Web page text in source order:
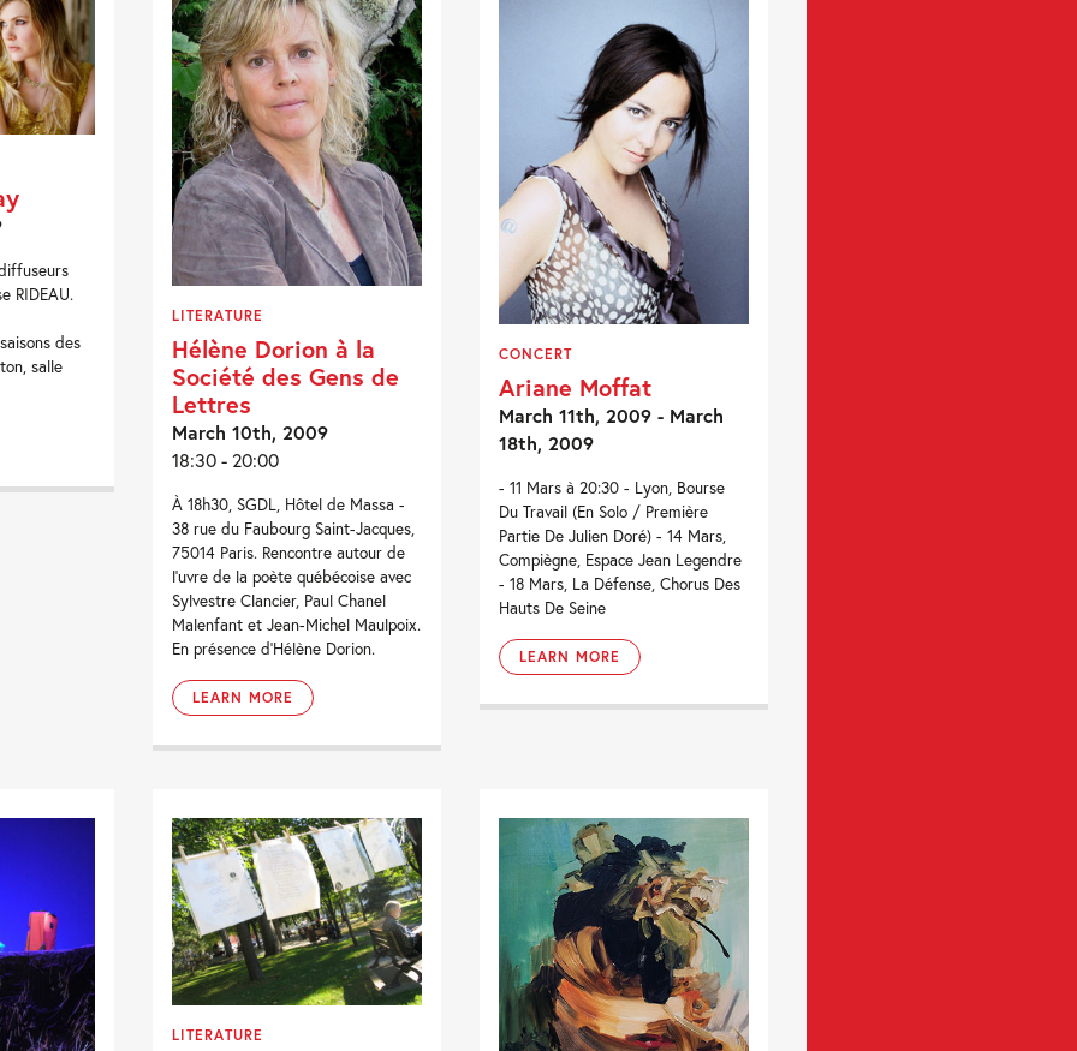
RIDEAU.
des
salle
LITERATURE
Hélène Dorion à la
Société des Gens de
Lettres
March 10th, 2009
18:30 - 20:00
À 18h30, SGDL, Hôtel de Massa -
38 rue du Faubourg Saint-Jacques,
75014 Paris. Rencontre autour de
l'uvre de la poète québécoise avec
Sylvestre Clancier, Paul Chanel
Malenfant et Jean-Michel Maulpoix.
En présence d'Hélène Dorion.
LEARN MORE
CONCERT
Ariane Moffat
March 11th, 2009 - March
18th, 2009
- 11 Mars à 20:30 - Lyon, Bourse
Du Travail (En Solo / Première
Partie De Julien Doré) - 14 Mars,
Compiègne, Espace Jean Legendre
- 18 Mars, La Défense, Chorus Des
Hauts De Seine
LEARN MORE
LITERATURE